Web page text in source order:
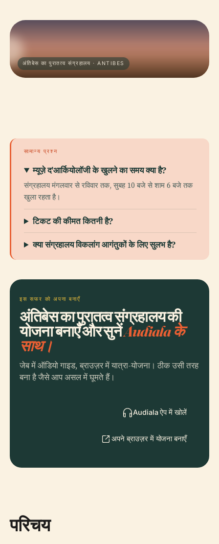
अंतिबेस का पुरातत्व संग्रहालय · ANTIBES
सामान्य प्रश्न
म्यूज़े द'आर्कियोलॉजी के खुलने का समय क्या है?
संग्रहालय मंगलवार से रविवार तक, सुबह 10 बजे से शाम 6 बजे तक
खुला रहता है।
टिकट की कीमत कितनी है?
क्या संग्रहालय विकलांग आगंतुकों के लिए सुलभ है?
इस सफर को अपना बनाएँ
अंतिबेस का पुरातत्व संग्रहालय की
योजना बनाएँ और सुनेंAudiala के
साथ।
जेब में ऑडियो गाइड, ब्राउज़र में यात्रा-योजना। ठीक उसी तरह
बना है जैसे आप असल में घूमते हैं।
Audiala ऐप में खोलें
अपने ब्राउज़र में योजना बनाएँ
परिचय